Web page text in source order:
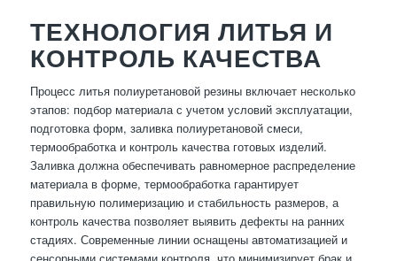
ТЕХНОЛОГИЯ ЛИТЬЯ И
КОНТРОЛЬ КАЧЕСТВА
Процесс литья полиуретановой резины включает несколько
этапов: подбор материала с учетом условий эксплуатации,
подготовка форм, заливка полиуретановой смеси,
термообработка и контроль качества готовых изделий.
Заливка должна обеспечивать равномерное распределение
материала в форме, термообработка гарантирует
правильную полимеризацию и стабильность размеров, а
контроль качества позволяет выявить дефекты на ранних
стадиях. Современные линии оснащены автоматизацией и
сенсорными системами контроля, что минимизирует брак и